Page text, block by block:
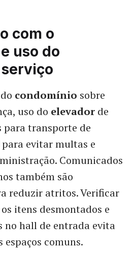
com o
uso do
condomínio sobre
uso do elevadorde
para transporte de
para evitar multas e
Comunicados
também são
reduzir atritos. Verificar
itens desmontados e
no hall de entrada evita
espaços comuns.